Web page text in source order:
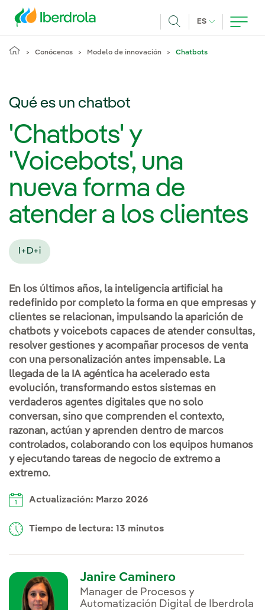
ES IDIOMA
Conócenos Modelo de innovación Chatbots
Qué es un chatbot
'Chatbots' y
'Voicebots', una
nueva forma de
atender a los clientes
I+D+i
En los últimos años, la inteligencia artificial ha
redefinido por completo la forma en que empresas y
clientes se relacionan, impulsando la aparición de
chatbots y voicebots capaces de atender consultas,
resolver gestiones y acompañar procesos de venta
con una personalización antes impensable. La
llegada de la IA agéntica ha acelerado esta
evolución, transformando estos sistemas en
verdaderos agentes digitales que no solo
conversan, sino que comprenden el contexto,
razonan, actúan y aprenden dentro de marcos
controlados, colaborando con los equipos humanos
y ejecutando tareas de negocio de extremo a
extremo.
Actualización: Marzo 2026
Tiempo de lectura: 13 minutos
Janire Caminero
Manager de Procesos y
Automatización Digital de Iberdrola